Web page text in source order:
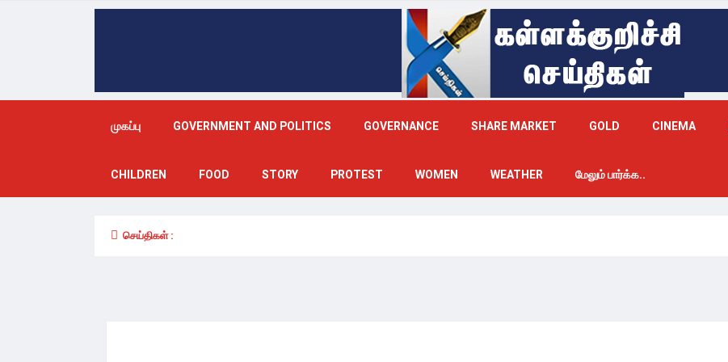
முகப்பு GOVERNMENT AND POLITICS GOVERNANCE SHARE MARKET GOLD CINEMA
CHILDREN FOOD STORY PROTEST WOMEN WEATHER மேலும் பார்க்க..
செய்திகள் :